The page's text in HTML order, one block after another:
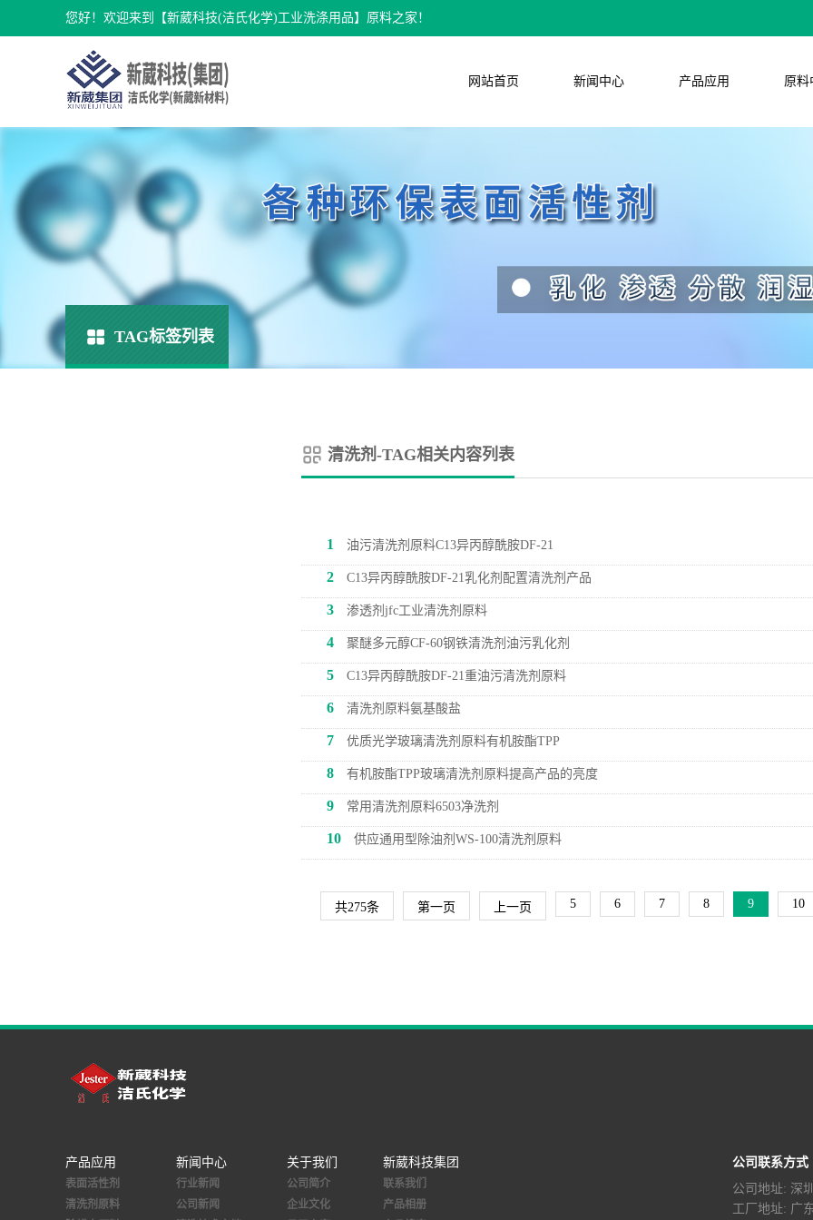
您好！欢迎来到【新葳科技(洁氏化学)工业洗涤用品】原料之家！
网站首页 新闻中心 产品应用 原料
TAG标签列表
清洗剂-TAG相关内容列表
1 油污清洗剂原料C13异丙醇酰胺DF-21
2 C13异丙醇酰胺DF-21乳化剂配置清洗剂产品
3 渗透剂jfc工业清洗剂原料
4 聚醚多元醇CF-60钢铁清洗剂油污乳化剂
5 C13异丙醇酰胺DF-21重油污清洗剂原料
6 清洗剂原料氨基酸盐
7 优质光学玻璃清洗剂原料有机胺酯TPP
8 有机胺酯TPP玻璃清洗剂原料提高产品的亮度
9 常用清洗剂原料6503净洗剂
10 供应通用型除油剂WS-100清洗剂原料
共275条 第一页 上一页 5 6 7 8 9 10
产品应用
表面活性剂
清洗剂原料
新闻中心
行业新闻
公司新闻
关于我们
公司简介
企业文化
新葳科技集团
联系我们
产品相册
公司联系方式
公司地址: 深
工厂地址: 广